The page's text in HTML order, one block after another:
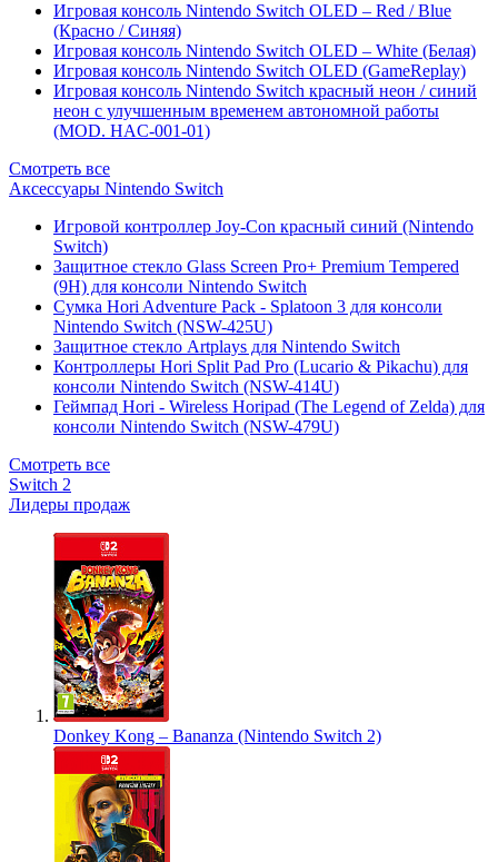
Игровая консоль Nintendo Switch OLED – Red / Blue
(Красно / Синяя)
Игровая консоль Nintendo Switch OLED – White (Белая)
Игровая консоль Nintendo Switch OLED (GameReplay)
Игровая консоль Nintendo Switch красный неон / синий
неон с улучшенным временем автономной работы
(MOD. HAC-001-01)
Смотреть все
Аксессуары Nintendo Switch
Игровой контроллер Joy-Con красный синий (Nintendo
Switch)
Защитное стекло Glass Screen Pro+ Premium Tempered
(9H) для консоли Nintendo Switch
Сумка Hori Adventure Pack - Splatoon 3 для консоли
Nintendo Switch (NSW-425U)
Защитное стекло Artplays для Nintendo Switch
Контроллеры Hori Split Pad Pro (Lucario & Pikachu) для
консоли Nintendo Switch (NSW-414U)
Геймпад Hori - Wireless Horipad (The Legend of Zelda) для
консоли Nintendo Switch (NSW-479U)
Смотреть все
Switch 2
Лидеры продаж
Donkey Kong – Bananza (Nintendo Switch 2)